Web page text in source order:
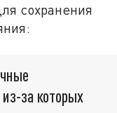
сохранения
за которых